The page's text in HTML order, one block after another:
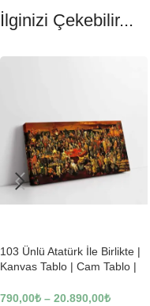
İlginizi Çekebilir...
103 Ünlü Atatürk İle Birlikte |
Kanvas Tablo | Cam Tablo |
790,00₺ – 20.890,00₺